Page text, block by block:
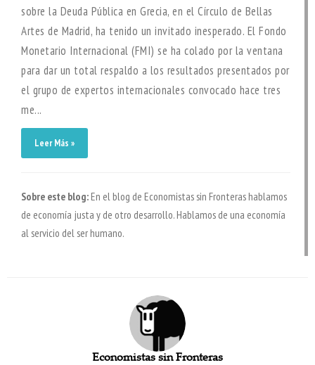
sobre la Deuda Pública en Grecia, en el Círculo de Bellas
Artes de Madrid, ha tenido un invitado inesperado. El Fondo
Monetario Internacional (FMI) se ha colado por la ventana
para dar un total respaldo a los resultados presentados por
el grupo de expertos internacionales convocado hace tres
me...
Leer Más »
Sobre este blog:En el blog de Economistas sin Fronteras hablamos
de economía justa y de otro desarrollo. Hablamos de una economía
al servicio del ser humano.
Economistas sin Fronteras